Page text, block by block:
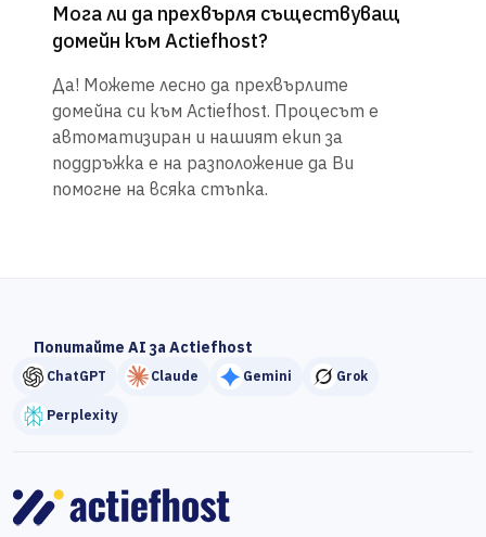
Мога ли да прехвърля съществуващ
домейн към Actiefhost?
Да! Можете лесно да прехвърлите
домейна си към Actiefhost. Процесът е
автоматизиран и нашият екип за
поддръжка е на разположение да Ви
помогне на всяка стъпка.
Попитайте AI за Actiefhost
ChatGPT Claude Gemini Grok
Perplexity